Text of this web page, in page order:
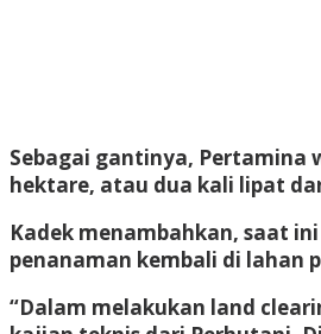
Sebagai gantinya, Pertamina
hektare, atau dua kali lipat
Kadek menambahkan, saat
penanaman kembali di lahan
“Dalam melakukan land